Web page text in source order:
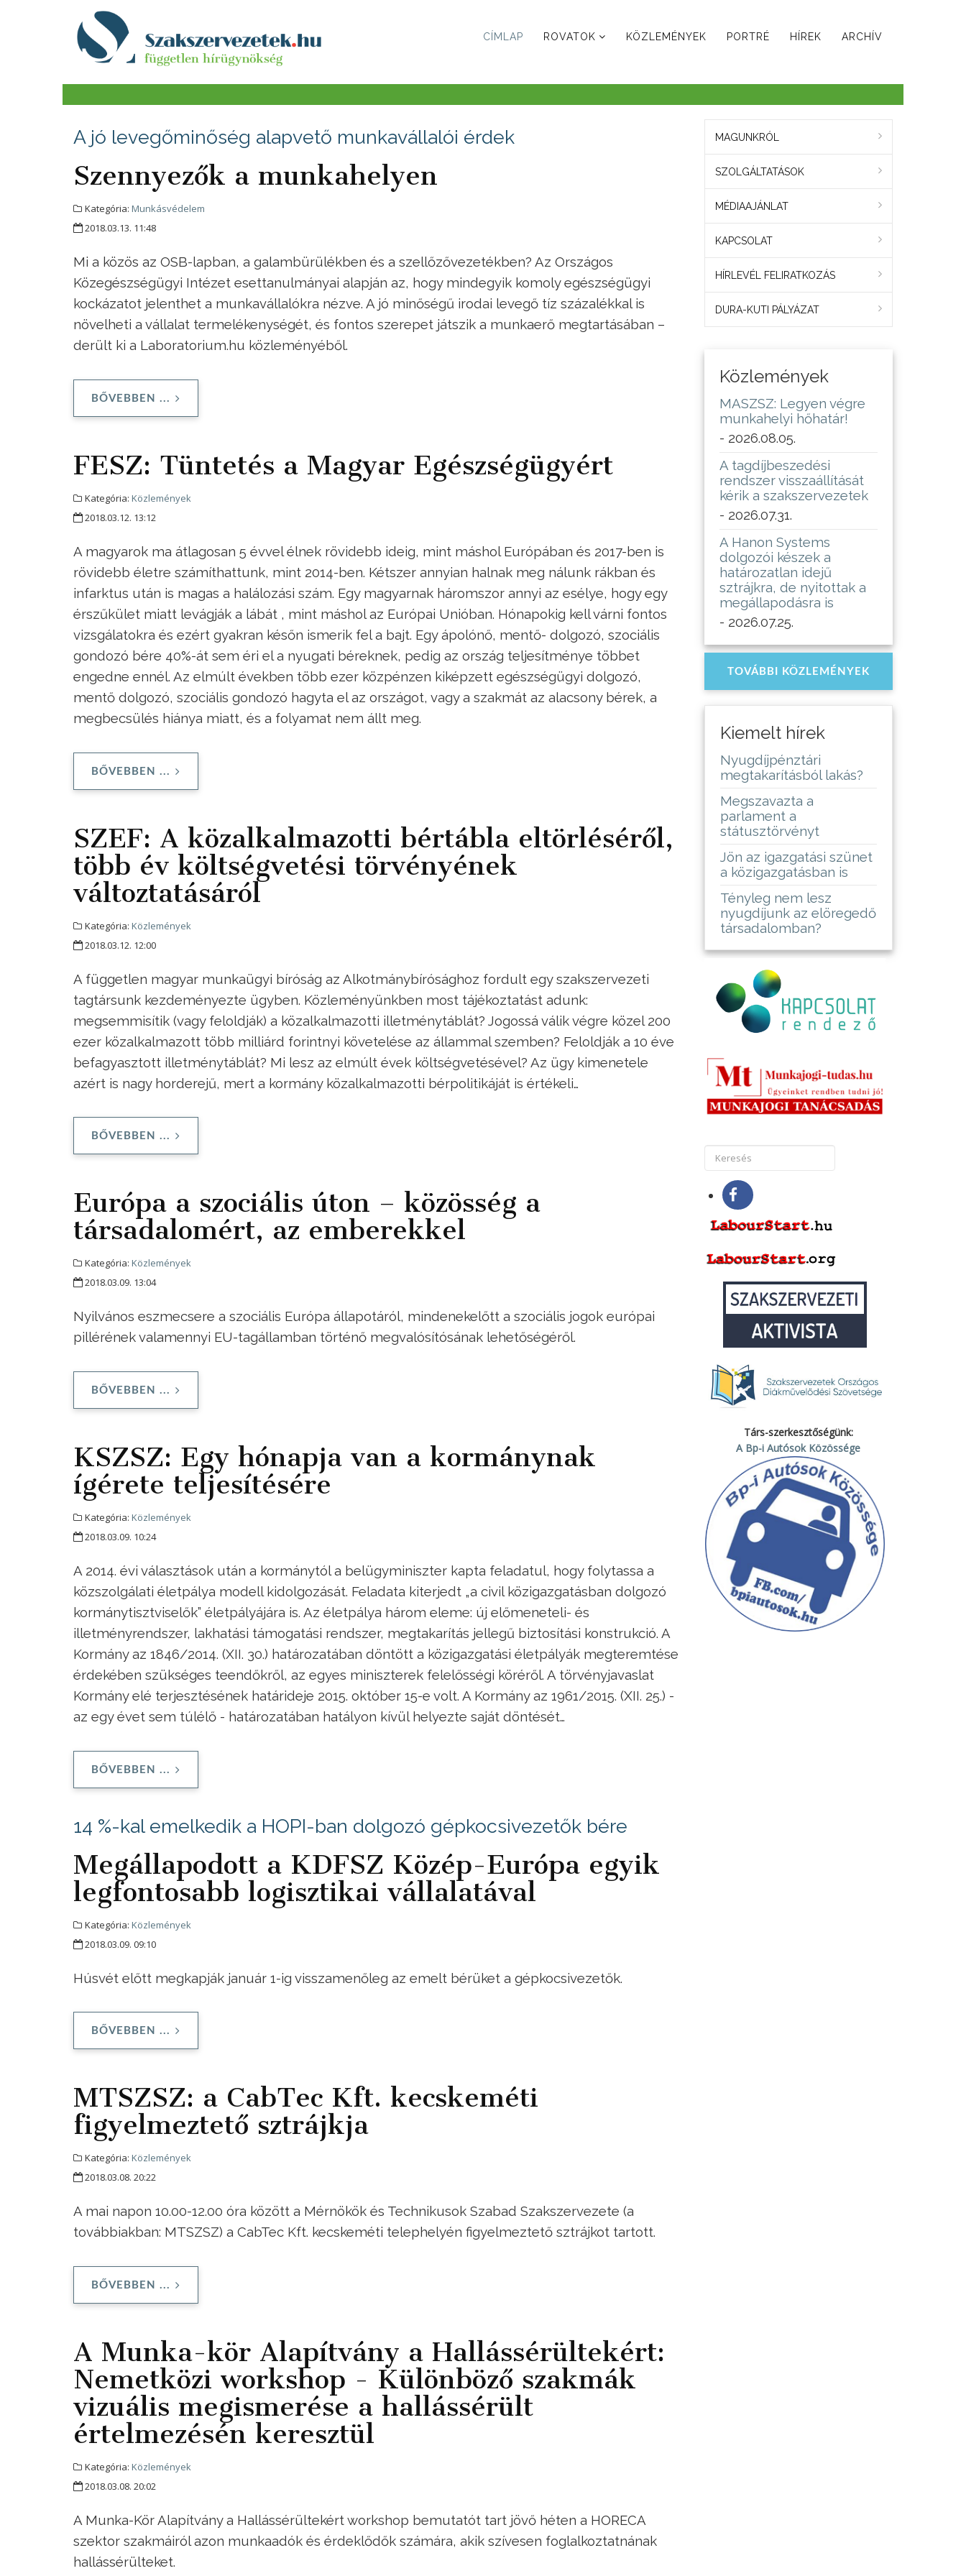
CÍMLAP ROVATOK KÖZLEMÉNYEK PORTRÉ HÍREK ARCHÍV
A jó levegőminőség alapvető munkavállalói érdek
Szennyezők a munkahelyen
Kategória: Munkásvédelem
2018.03.13. 11:48
Mi a közös az OSB-lapban, a galambürülékben és a szellőzővezetékben? Az Országos
Közegészségügyi Intézet esettanulmányai alapján az, hogy mindegyik komoly egészségügyi
kockázatot jelenthet a munkavállalókra nézve. A jó minőségű irodai levegő tíz százalékkal is
növelheti a vállalat termelékenységét, és fontos szerepet játszik a munkaerő megtartásában –
derült ki a Laboratorium.hu közleményéből.
BŐVEBBEN ...
FESZ: Tüntetés a Magyar Egészségügyért
Kategória: Közlemények
2018.03.12. 13:12
A magyarok ma átlagosan 5 évvel élnek rövidebb ideig, mint máshol Európában és 2017-ben is
rövidebb életre számíthattunk, mint 2014-ben. Kétszer annyian halnak meg nálunk rákban és
infarktus után is magas a halálozási szám. Egy magyarnak háromszor annyi az esélye, hogy egy
érszűkület miatt levágják a lábát , mint máshol az Európai Unióban. Hónapokig kell várni fontos
vizsgálatokra és ezért gyakran későn ismerik fel a bajt. Egy ápolónő, mentő- dolgozó, szociális
gondozó bére 40%-át sem éri el a nyugati béreknek, pedig az ország teljesítménye többet
engedne ennél. Az elmúlt években több ezer közpénzen kiképzett egészségügyi dolgozó,
mentő dolgozó, szociális gondozó hagyta el az országot, vagy a szakmát az alacsony bérek, a
megbecsülés hiánya miatt, és a folyamat nem állt meg.
BŐVEBBEN ...
SZEF: A közalkalmazotti bértábla eltörléséről,
több év költségvetési törvényének
változtatásáról
Kategória: Közlemények
2018.03.12. 12:00
A független magyar munkaügyi bíróság az Alkotmánybírósághoz fordult egy szakszervezeti
tagtársunk kezdeményezte ügyben. Közleményünkben most tájékoztatást adunk:
megsemmisítik (vagy feloldják) a közalkalmazotti illetménytáblát? Jogossá válik végre közel 200
ezer közalkalmazott több milliárd forintnyi követelése az állammal szemben? Feloldják a 10 éve
befagyasztott illetménytáblát? Mi lesz az elmúlt évek költségvetésével? Az ügy kimenetele
azért is nagy horderejű, mert a kormány közalkalmazotti bérpolitikáját is értékeli…
BŐVEBBEN ...
Európa a szociális úton – közösség a
társadalomért, az emberekkel
Kategória: Közlemények
2018.03.09. 13:04
Nyilvános eszmecsere a szociális Európa állapotáról, mindenekelőtt a szociális jogok európai
pillérének valamennyi EU-tagállamban történő megvalósítósának lehetőségéről.
BŐVEBBEN ...
KSZSZ: Egy hónapja van a kormánynak
ígérete teljesítésére
Kategória: Közlemények
2018.03.09. 10:24
A 2014. évi választások után a kormánytól a belügyminiszter kapta feladatul, hogy folytassa a
közszolgálati életpálya modell kidolgozását. Feladata kiterjedt „a civil közigazgatásban dolgozó
kormánytisztviselők” életpályájára is. Az életpálya három eleme: új előmeneteli- és
illetményrendszer, lakhatási támogatási rendszer, megtakarítás jellegű biztosítási konstrukció. A
Kormány az 1846/2014. (XII. 30.) határozatában döntött a közigazgatási életpályák megteremtése
érdekében szükséges teendőkről, az egyes miniszterek felelősségi köréről. A törvényjavaslat
Kormány elé terjesztésének határideje 2015. október 15-e volt. A Kormány az 1961/2015. (XII. 25.) -
az egy évet sem túlélő - határozatában hatályon kívül helyezte saját döntését…
BŐVEBBEN ...
14 %-kal emelkedik a HOPI-ban dolgozó gépkocsivezetők bére
Megállapodott a KDFSZ Közép-Európa egyik
legfontosabb logisztikai vállalatával
Kategória: Közlemények
2018.03.09. 09:10
Húsvét előtt megkapják január 1-ig visszamenőleg az emelt bérüket a gépkocsivezetők.
BŐVEBBEN ...
MTSZSZ: a CabTec Kft. kecskeméti
figyelmeztető sztrájkja
Kategória: Közlemények
2018.03.08. 20:22
A mai napon 10.00-12.00 óra között a Mérnökök és Technikusok Szabad Szakszervezete (a
továbbiakban: MTSZSZ) a CabTec Kft. kecskeméti telephelyén figyelmeztető sztrájkot tartott.
BŐVEBBEN ...
A Munka-kör Alapítvány a Hallássérültekért:
Nemetközi workshop - Különböző szakmák
vizuális megismerése a hallássérült
értelmezésén keresztül
Kategória: Közlemények
2018.03.08. 20:02
A Munka-Kör Alapítvány a Hallássérültekért workshop bemutatót tart jövő héten a HORECA
szektor szakmáiról azon munkaadók és érdeklődők számára, akik szívesen foglalkoztatnának
hallássérülteket.
MAGUNKRÓL
SZOLGÁLTATÁSOK
MÉDIAAJÁNLAT
KAPCSOLAT
HÍRLEVÉL FELIRATKOZÁS
DURA-KUTI PÁLYÁZAT
Közlemények
MASZSZ: Legyen végre
munkahelyi hőhatár!
- 2026.08.05.
A tagdíjbeszedési
rendszer visszaállítását
kérik a szakszervezetek
- 2026.07.31.
A Hanon Systems
dolgozói készek a
határozatlan idejű
sztrájkra, de nyitottak a
megállapodásra is
- 2026.07.25.
TOVÁBBI KÖZLEMÉNYEK
Kiemelt hírek
Nyugdíjpénztári
megtakarításból lakás?
Megszavazta a
parlament a
státusztörvényt
Jön az igazgatási szünet
a közigazgatásban is
Tényleg nem lesz
nyugdíjunk az elöregedő
társadalomban?
Társ-szerkesztőségünk:
A Bp-i Autósok Közössége